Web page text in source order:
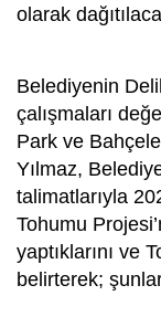
olarak
Belediyenin
çalışmaları
Park ve
Yılmaz,
talimatlarıyla
Tohumu
yaptıklarını ve
belirterek;